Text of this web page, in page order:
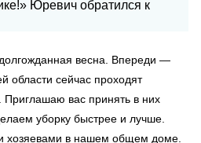
весна. Впереди —
области сейчас проходят
Приглашаю вас принять в них
уборку быстрее и лучше.
хозяевами в нашем общем доме.